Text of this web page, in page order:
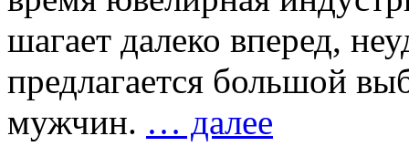
шагает далеко вперед,
предлагается большой
мужчин. … далее